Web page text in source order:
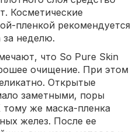
Косметические
пленкой рекомендуется
за неделю.
что So Pure Skin
очищение. При этом
Открытые
заметными, поры
тому же маска-пленка
желез. После ее